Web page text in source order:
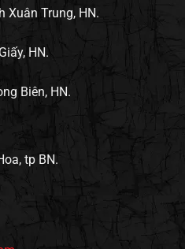
Xuân Trung, HN.
HN.
Biên, HN.
tp BN.